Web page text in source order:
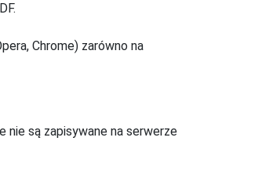
Chrome) zarówno na
nie są zapisywane na serwerze